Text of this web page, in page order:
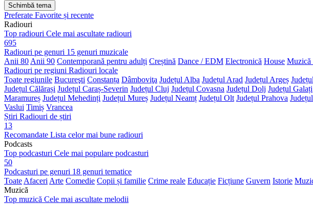
Schimbă tema
Preferate Favorite și recente
Radiouri
Top radiouri Cele mai ascultate radiouri
695
Radiouri pe genuri 15 genuri muzicale
Anii 80 Anii 90 Contemporană pentru adulți Creștină Dance / EDM Electronică House Muzică
Radiouri pe regiuni Radiouri locale
Toate regiunile Bucureşti Constanța Dâmboviţa Județul Alba Județul Arad Județul Argeș
Județul Călărași Județul Caraș-Severin Județul Cluj Județul Covasna Județul Dolj Județul Galați
Maramureș Județul Mehedinți Județul Mureș Județul Neamț Județul Olt Județul Prahova
Vaslui Timiș Vrancea
Știri Radiouri de știri
13
Recomandate Lista celor mai bune radiouri
Podcasts
Top podcasturi Cele mai populare podcasturi
50
Podcasturi pe genuri 18 genuri tematice
Toate Afaceri Arte Comedie Copii și familie Crime reale Educație Ficțiune Guvern Istorie
Muzică
Top muzică Cele mai ascultate melodii